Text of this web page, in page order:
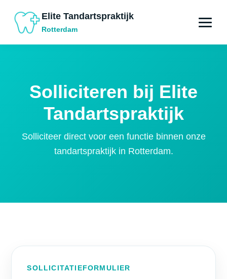
Elite Tandartspraktijk
Rotterdam
Solliciteren bij Elite
Tandartspraktijk
Solliciteer direct voor een functie binnen onze
tandartspraktijk in Rotterdam.
SOLLICITATIEFORMULIER